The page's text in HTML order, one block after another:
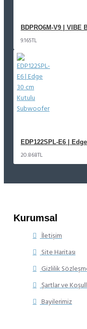
BDPRO6M-V9 | VIBE
9.165TL
EDP122SPL-E6 |
20.868TL
Kurumsal
İletişim
Site Haritası
Gizlilik
Şartlar ve
Bayilerimiz